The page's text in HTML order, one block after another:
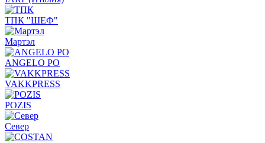
ТПК "ШЕФ"
Мартэл
ANGELO PO
VAKKPRESS
POZIS
Север